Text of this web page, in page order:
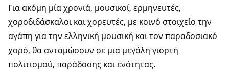
Για ακόμη μία χρονιά, μουσικοί, ερμηνευτές,
χοροδιδάσκαλοι και χορευτές, με κοινό στοιχείο την
αγάπη για την ελληνική μουσική και τον παραδοσιακό
χορό, θα ανταμώσουν σε μια μεγάλη γιορτή
πολιτισμού, παράδοσης και ενότητας.